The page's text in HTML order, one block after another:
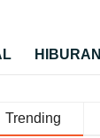
HIBURAN
Trending